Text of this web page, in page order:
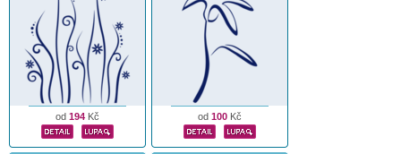
od 194 Kč od 100 Kč